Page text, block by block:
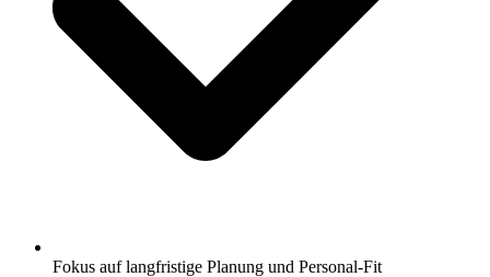
Fokus auf langfristige Planung und Personal-Fit